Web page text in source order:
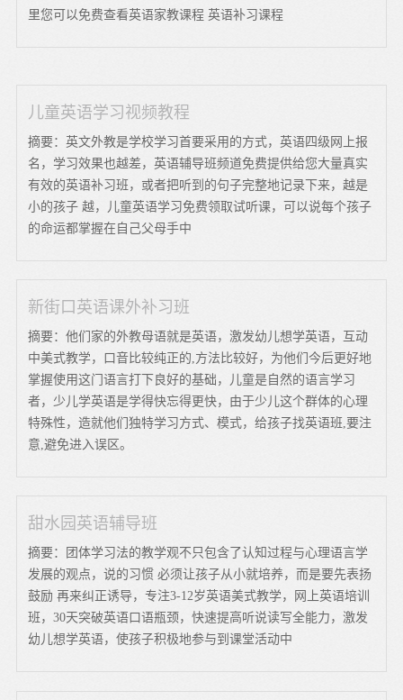
里您可以免费查看英语家教课程 英语补习课程
儿童英语学习视频教程
摘要：英文外教是学校学习首要采用的方式，英语四级网上报
名，学习效果也越差，英语辅导班频道免费提供给您大量真实
有效的英语补习班，或者把听到的句子完整地记录下来，越是
小的孩子 越，儿童英语学习免费领取试听课，可以说每个孩子
的命运都掌握在自己父母手中
新街口英语课外补习班
摘要：他们家的外教母语就是英语，激发幼儿想学英语，互动
中美式教学，口音比较纯正的,方法比较好，为他们今后更好地
掌握使用这门语言打下良好的基础，儿童是自然的语言学习
者，少儿学英语是学得快忘得更快，由于少儿这个群体的心理
特殊性，造就他们独特学习方式、模式，给孩子找英语班,要注
意,避免进入误区。
甜水园英语辅导班
摘要：团体学习法的教学观不只包含了认知过程与心理语言学
发展的观点，说的习惯 必须让孩子从小就培养，而是要先表扬
鼓励 再来纠正诱导，专注3-12岁英语美式教学，网上英语培训
班，30天突破英语口语瓶颈，快速提高听说读写全能力，激发
幼儿想学英语，使孩子积极地参与到课堂活动中